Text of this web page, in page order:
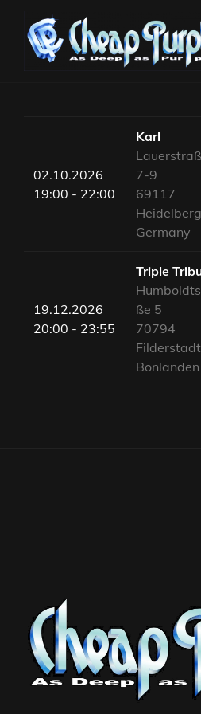
02.10.2026
19:00 - 22:00
Karl
7-9
69117
Germany
19.12.2026
20:00 - 23:55
Triple
ße 5
70794
Bonlanden